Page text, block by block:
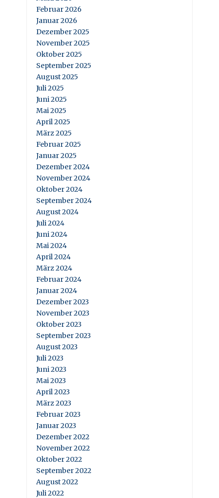
Februar 2026
Januar 2026
Dezember 2025
November 2025
Oktober 2025
September 2025
August 2025
Juli 2025
Juni 2025
Mai 2025
April 2025
März 2025
Februar 2025
Januar 2025
Dezember 2024
November 2024
Oktober 2024
September 2024
August 2024
Juli 2024
Juni 2024
Mai 2024
April 2024
März 2024
Februar 2024
Januar 2024
Dezember 2023
November 2023
Oktober 2023
September 2023
August 2023
Juli 2023
Juni 2023
Mai 2023
April 2023
März 2023
Februar 2023
Januar 2023
Dezember 2022
November 2022
Oktober 2022
September 2022
August 2022
Juli 2022